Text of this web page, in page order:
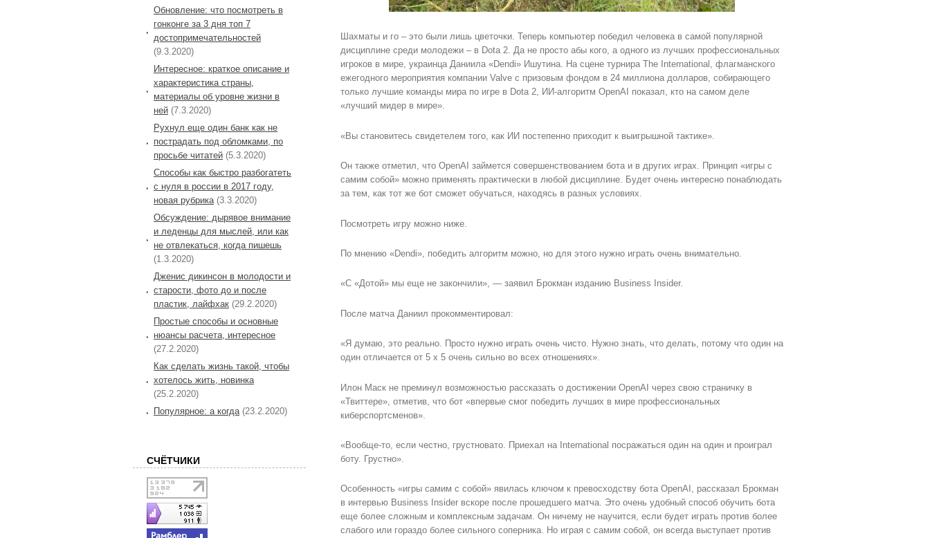
Шахматы и го – это были лишь цветочки. Теперь компьютер победил человека в самой популярной
дисциплине среди молодежи – в Dota 2. Да не просто абы кого, а одного из лучших профессиональных
игроков в мире, украинца Даниила «Dendi» Ишутина. На сцене турнира The International, флагманского
ежегодного мероприятия компании Valve с призовым фондом в 24 миллиона долларов, собирающего
только лучшие команды мира по игре в Dota 2, ИИ-алгоритм OpenAI показал, кто на самом деле
«лучший мидер в мире».
«Вы становитесь свидетелем того, как ИИ постепенно приходит к выигрышной тактике».
Он также отметил, что OpenAI займется совершенствованием бота и в других играх. Принцип «игры с
самим собой» можно применять практически в любой дисциплине. Будет очень интересно понаблюдать
за тем, как тот же бот сможет обучаться, находясь в разных условиях.
Посмотреть игру можно ниже.
По мнению «Dendi», победить алгоритм можно, но для этого нужно играть очень внимательно.
«С «Дотой» мы еще не закончили», — заявил Брокман изданию Business Insider.
После матча Даниил прокомментировал:
«Я думаю, это реально. Просто нужно играть очень чисто. Нужно знать, что делать, потому что один на
один отличается от 5 х 5 очень сильно во всех отношениях».
Илон Маск не преминул возможностью рассказать о достижении OpenAI через свою страничку в
«Твиттере», отметив, что бот «впервые смог победить лучших в мире профессиональных
киберспортсменов».
«Вообще-то, если честно, грустновато. Приехал на International посражаться один на один и проиграл
боту. Грустно».
Особенность «игры самим с собой» явилась ключом к превосходству бота OpenAI, рассказал Брокман
в интервью Business Insider вскоре после прошедшего матча. Это очень удобный способ обучить бота
еще более сложным и комплексным задачам. Он ничему не научится, если будет играть против более
слабого или гораздо более сильного соперника. Но играя с самим собой, он всегда выступает против
Обновление: что посмотреть в
гонконге за 3 дня топ 7
достопримечательностей
(9.3.2020)
Интересное: краткое описание и
характеристика страны,
материалы об уровне жизни в
ней (7.3.2020)
Рухнул еще один банк как не
пострадать под обломками, по
просьбе читатей (5.3.2020)
Способы как быстро разбогатеть
с нуля в россии в 2017 году,
новая рубрика (3.3.2020)
Обсуждение: дырявое внимание
и леденцы для мыслей, или как
не отвлекаться, когда пишешь
(1.3.2020)
Дженис дикинсон в молодости и
старости, фото до и после
пластик, лайфхак (29.2.2020)
Простые способы и основные
нюансы расчета, интересное
(27.2.2020)
Как сделать жизнь такой, чтобы
хотелось жить, новинка
(25.2.2020)
Популярное: а когда (23.2.2020)
СЧЁТЧИКИ